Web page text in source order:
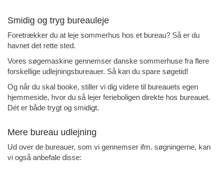
Foretrækker du at leje sommerhus hos et bureau? Så er du
havnet det rette sted.
forskellige udlejningsbureauer. Så kan du spare søgetid!
Og når du skal booke, stiller vi dig videre til bureauets egen
hjemmeside, hvor du så lejer ferieboligen direkte hos bureauet.
Dét er både trygt og smidigt.
Ud over de bureauer, som vi gennemser ifm. søgningerne, kan
vi også anbefale disse:
Feline - Sommerhuse i hele Danmark